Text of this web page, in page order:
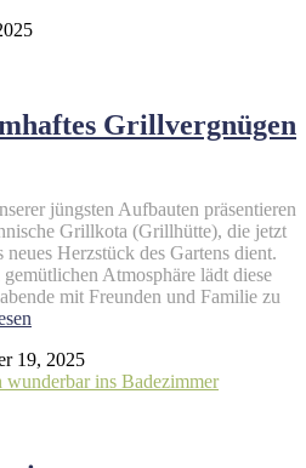
Grillvergnügen
jüngsten Aufbauten präsentieren
Grillkota (Grillhütte), die jetzt
Herzstück des Gartens dient.
Atmosphäre lädt diese
mit Freunden und Familie zu
19, 2025